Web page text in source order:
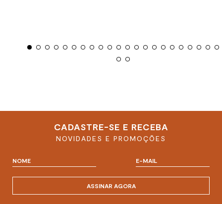
CADASTRE-SE E RECEBA
NOVIDADES E PROMOÇÕES
ASSINAR AGORA